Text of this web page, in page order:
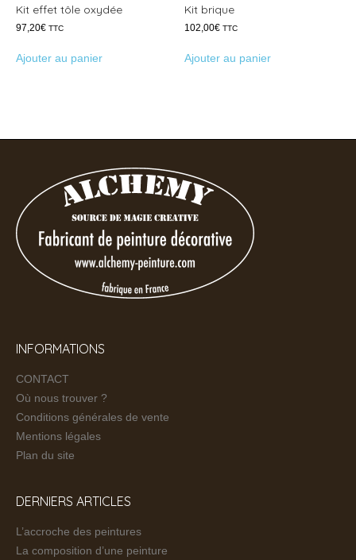
Kit effet tôle oxydée
97,20€ TTC
Ajouter au panier
Kit brique
102,00€ TTC
Ajouter au panier
INFORMATIONS
CONTACT
Où nous trouver ?
Conditions générales de vente
Mentions légales
Plan du site
DERNIERS ARTICLES
L’accroche des peintures
La composition d’une peinture